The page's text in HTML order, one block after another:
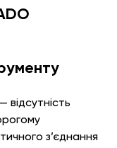
відсутність
з’єднання